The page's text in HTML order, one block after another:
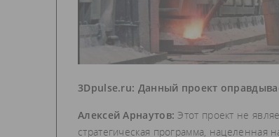
3Dpulse.ru: Данный проект
Алексей Арнаутов: Этот проект не
стратегическая программа,